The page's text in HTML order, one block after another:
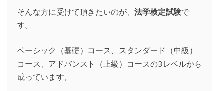
そんな方に受けて頂きたいのが、 法学検定試験で
す。
ベーシック（基礎）コース、スタンダード（中級）
コース、アドバンスト（上級）コースの3レベルから
成っています。